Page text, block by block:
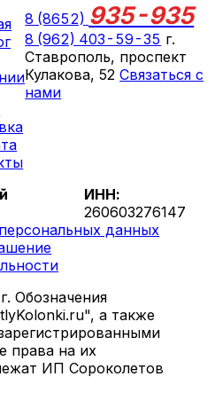
8 (8652) 935-935
8 (962) 403-59-35 г.
Ставрополь, проспект
Кулакова, 52Связаться с
нами
ИНН:
260603276147
данных
Обозначения
а также
права на их
ИП Сороколетов